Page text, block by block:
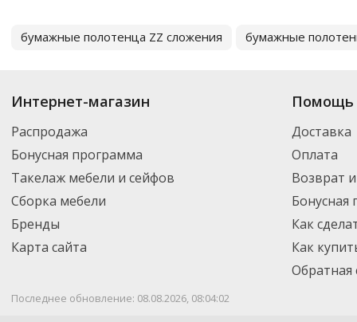
бумажные полотенца ZZ сложения бумажные
Интернет-магазин
Распродажа
Бонусная программа
Такелаж мебели и сейфов
Сборка мебели
Бренды
Карта сайта
Помощь
Доставка
Оплата
Возврат
Бонусная
Как
Как
Обратная
Последнее обновление: 08.08.2026, 08:04:02